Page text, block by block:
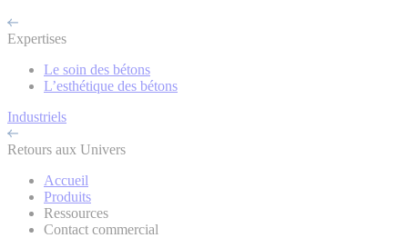
Expertises
Le soin des bétons
L’esthétique des bétons
Industriels
Retours aux Univers
Accueil
Produits
Ressources
Contact commercial